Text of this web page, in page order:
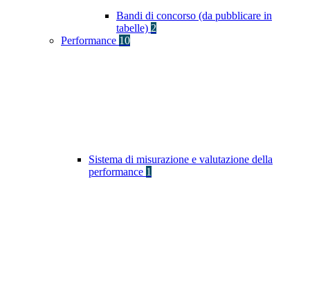
Bandi di concorso (da pubblicare in
tabelle) 2
Performance 10
Sistema di misurazione e valutazione della
performance 1